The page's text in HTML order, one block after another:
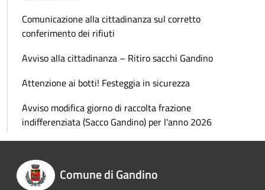
Comunicazione alla cittadinanza sul corretto
conferimento dei rifiuti
Avviso alla cittadinanza – Ritiro sacchi Gandino
Attenzione ai botti! Festeggia in sicurezza
Avviso modifica giorno di raccolta frazione
indifferenziata (Sacco Gandino) per l'anno 2026
Comune di Gandino